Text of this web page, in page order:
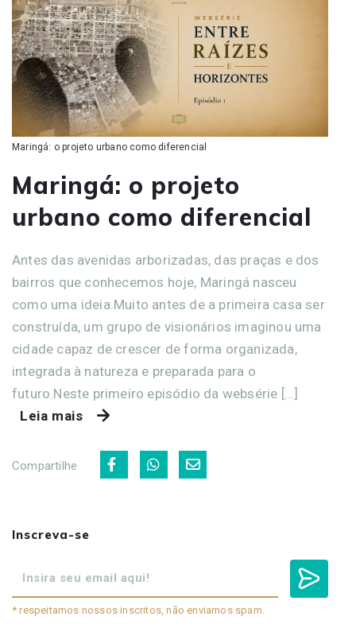
Maringá: o projeto urbano como diferencial
Maringá: o projeto
urbano como diferencial
Antes das avenidas arborizadas, das praças e dos
bairros que conhecemos hoje, Maringá nasceu
como uma ideia.Muito antes de a primeira casa ser
construída, um grupo de visionários imaginou uma
cidade capaz de crescer de forma organizada,
integrada à natureza e preparada para o
futuro.Neste primeiro episódio da websérie [...]
Leia mais
Compartilhe
Inscreva-se
* respeitamos nossos inscritos, não enviamos spam.